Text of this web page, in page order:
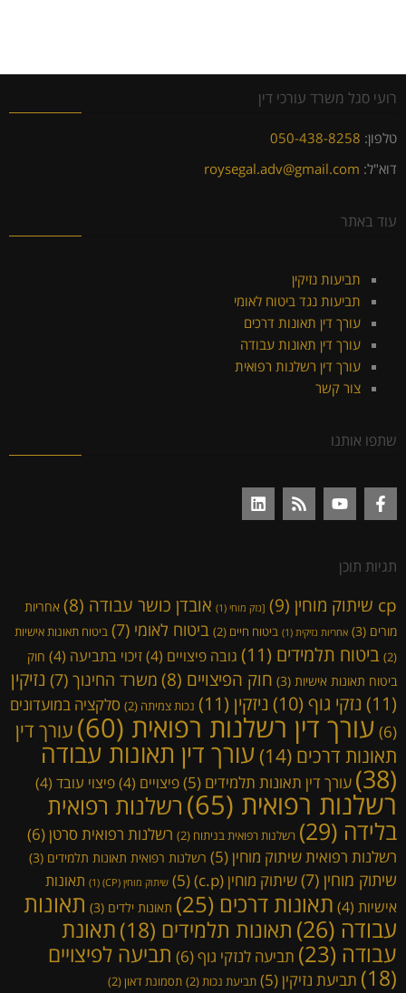
רועי סגל משרד עורכי דין
טלפון: 050-438-8258
דוא"ל: roysegal.adv@gmail.com
עוד באתר
תביעות נזיקין
תביעות נגד ביטוח לאומי
עורך דין תאונות דרכים
עורך דין תאונות עבודה
עורך דין רשלנות רפואית
צור קשר
שתפו אותנו
תגיות תוכן
cp שיתוק מוחין (9) [נזק מוחי (1) אובדן כושר עבודה (8)
אחריות
מורים (3) אחריות נזיקית (1) ביטוח חיים (2) ביטוח לאומי (7)
ביטוח תאונות אישיות
(2)
ביטוח תלמידים (11) גובה פיצויים (4) זיכוי בתביעה (4)
חוק
ביטוח תאונות אישיות (3) חוק הפיצויים (8) משרד החינוך (7)
נזיקין
(11)
נזקי גוף (10) ניזקין (11) נכות צמיתה (2)
סלקציה במועדונים
(6)
עורך דין רשלנות רפואית (60)
עורך דין
תאונות דרכים (14) עורך דין תאונות עבודה
(38) עורך דין תאונות תלמידים (5) פיצויים (4) פיצוי עובד (4)
רשלנות רפואית (65)
רשלנות רפואית
בלידה (29) רשלנות רפואית בניתוח (2) רשלנות רפואית סרטן(6)
רשלנות רפואית שיתוק מוחין(5) רשלנות רפואית תאונות תלמידים (3)
שיתוק מוחין (7) שיתוק מוחין (c.p) (5) שיתוק מוחין (CP) (1)
תאונות
אישיות (4) תאונות דרכים (25) תאונות ילדים (3)
תאונות
עבודה (26) תאונות תלמידים (18)
תאונת
עבודה (23) תביעה לנזקי גוף(6)
תביעה לפיצויים
(18)
תביעת נזיקין(5) תביעת נכות(2) תסמונת דאון(2)